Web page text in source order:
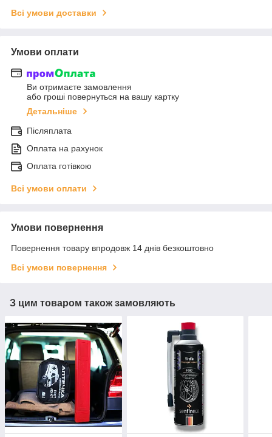
Всі умови доставки
Умови оплати
Ви отримаєте замовлення
або гроші повернуться на вашу картку
Детальніше
Післяплата
Оплата на рахунок
Оплата готівкою
Всі умови оплати
Умови повернення
Повернення товару впродовж 14 днів безкоштовно
Всі умови повернення
З цим товаром також замовляють